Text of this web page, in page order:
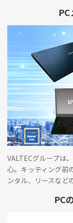
VALTECグループは
心。キッティング前
ンタル、リースなど
PC